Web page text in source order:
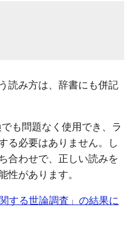
読み方は、辞書にも併記
も問題なく使用でき、ラ
る必要はありません。し
合わせで、正しい読みを
があります。
する世論調査」の結果に